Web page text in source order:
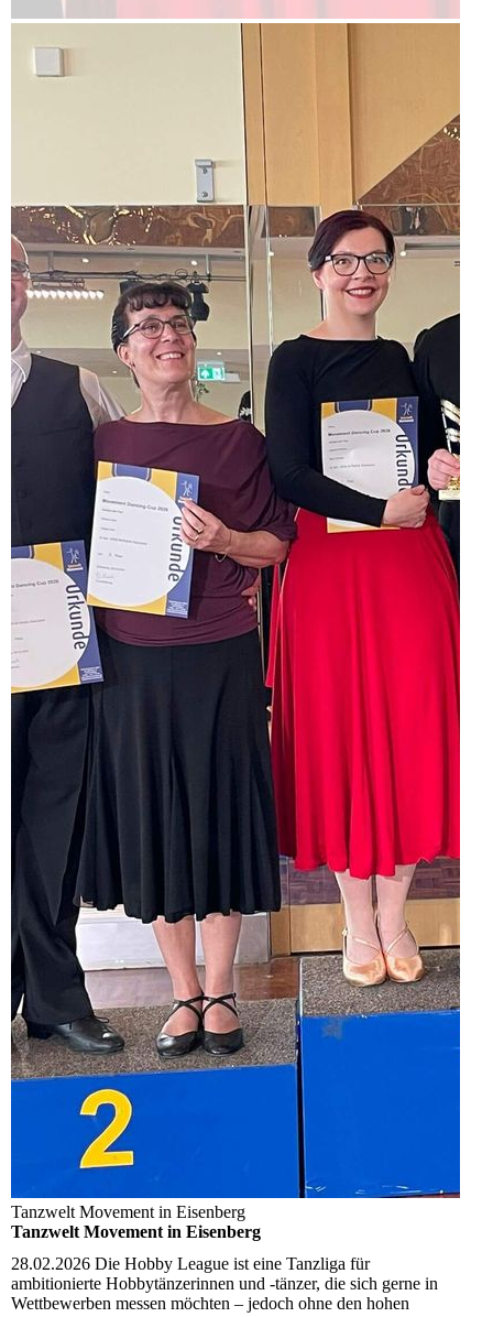
Tanzwelt Movement in Eisenberg
Tanzwelt Movement in Eisenberg
28.02.2026 Die Hobby League ist eine Tanzliga für
ambitionierte Hobbytänzerinnen und -tänzer, die sich gerne in
Wettbewerben messen möchten – jedoch ohne den hohen